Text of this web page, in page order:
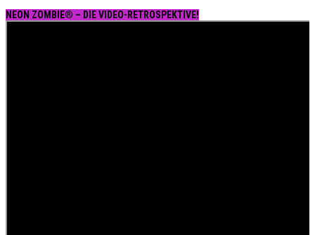
NEON ZOMBIE® – DIE VIDEO-RETROSPEKTIVE!